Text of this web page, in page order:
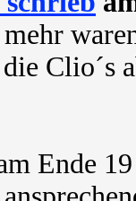
Clio´s
Ende